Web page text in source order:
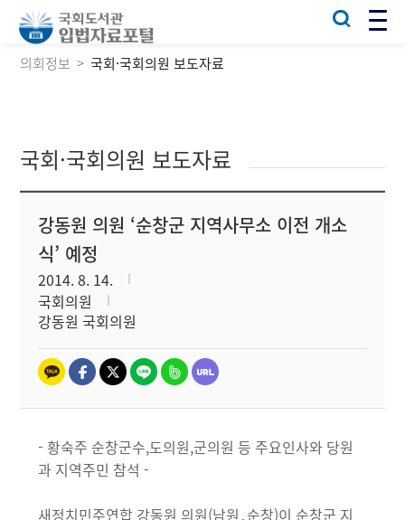
의회정보 국회·국회의원 보도자료
국회·국회의원 보도자료
강동원 의원 ‘순창군 지역사무소 이전 개소
식’ 예정
2014. 8. 14.
국회의원
강동원 국회의원
- 황숙주 순창군수,도의원,군의원 등 주요인사와 당원
과 지역주민 참석 -
새정치민주연합 강동원 의원(남원․순창)이 순창군 지